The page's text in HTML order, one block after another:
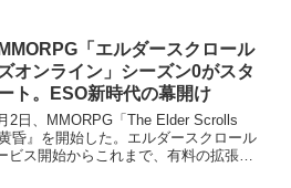
MMORPG「エルダースクロール
ズオンライン」シーズン0がスタ
ト。ESO新時代の幕開け
2日、MMORPG「The Elder Scrolls
昏』を開始した。エルダースクロール
ビス開始からこれまで、有料の拡張パ